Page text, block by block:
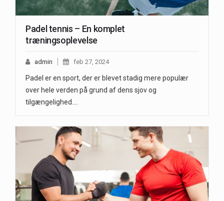
Padel tennis – En komplet
træningsoplevelse
admin feb 27, 2024
Padel er en sport, der er blevet stadig mere populær
over hele verden på grund af dens sjov og
tilgængelighed.…